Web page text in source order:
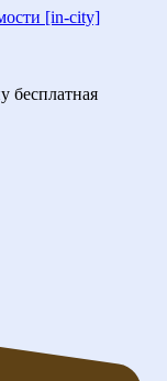
[in-city]
бесплатная